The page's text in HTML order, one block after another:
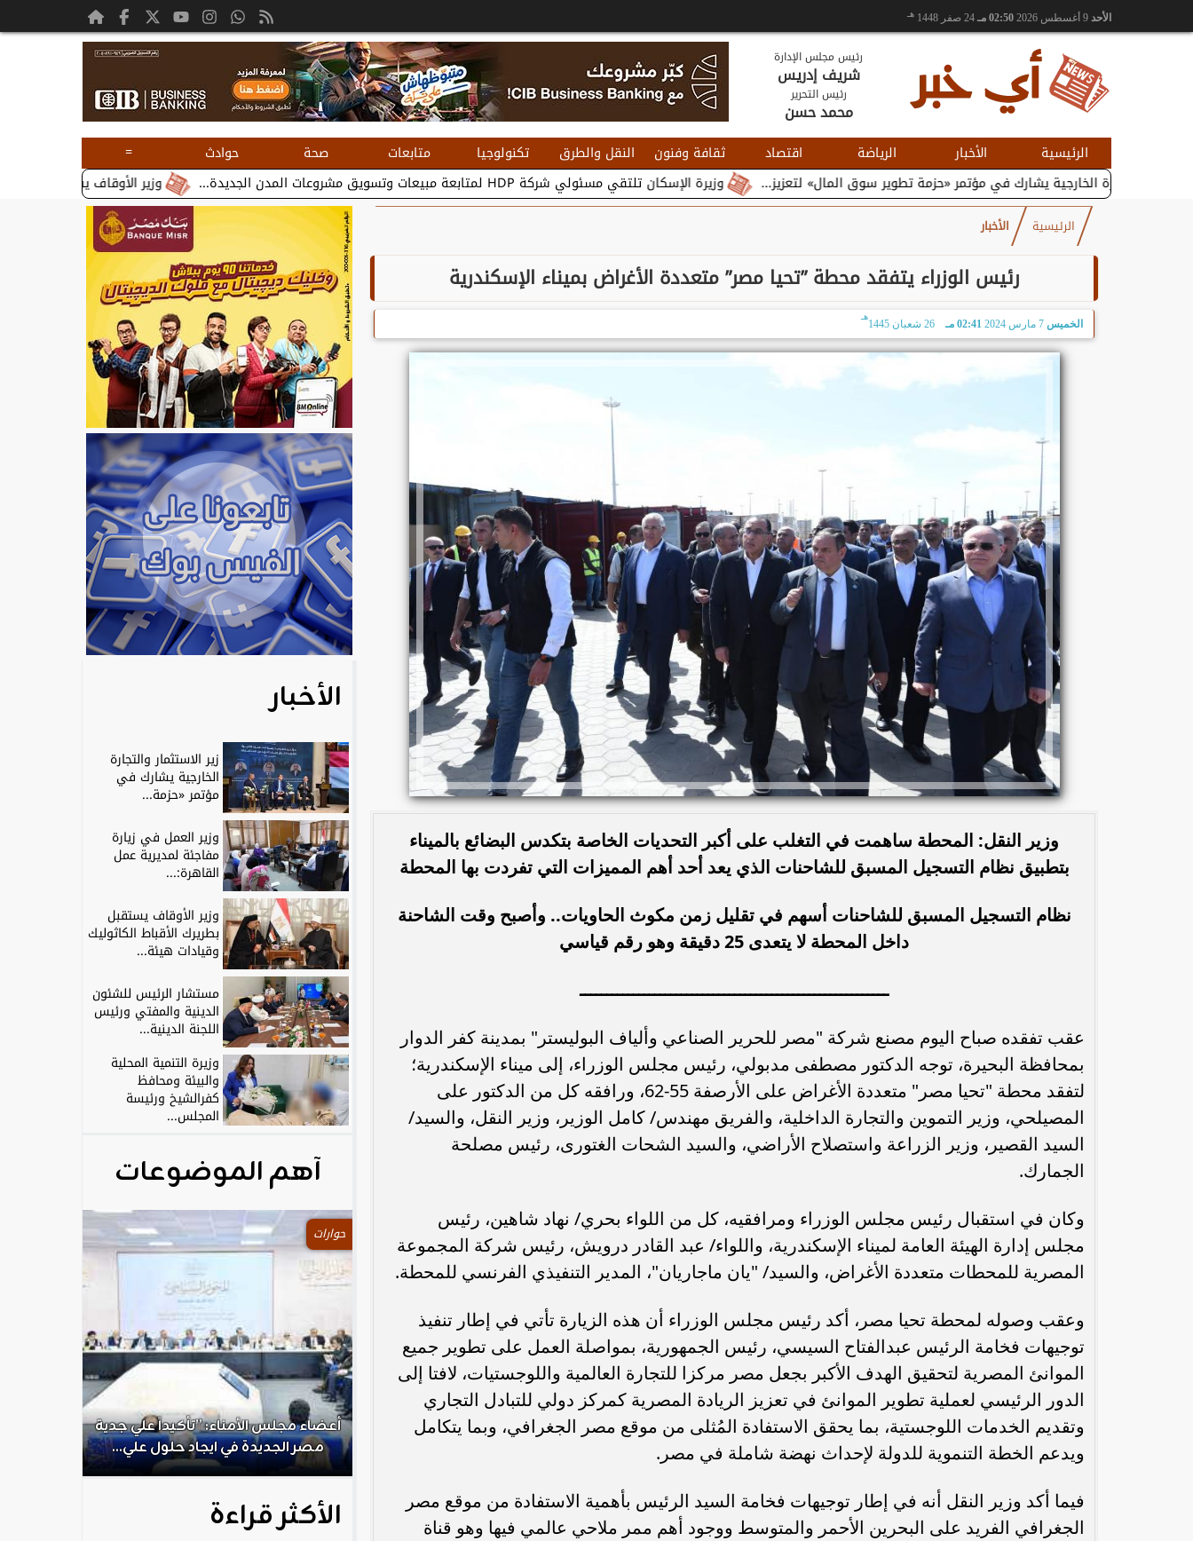
الأحد 02:50 مـ 24 صفر 1448 هـ
رئيس مجلس الإدارة
شريف إدريس
رئيس التحرير
محمد حسن
الرئيسية الأخبار الرياضة اقتصاد ثقافة وفنون النقل والطرق تكنولوجيا متابعات صحة حوادث
=
وزير الأوقاف يستقبل بطريرك الأقباط
وزيرة الإسكان تلتقي مسئولي شركة HDP لمتابعة مبيعات وتسويق مشروعات المدن الجديدة... الخارجية يشارك في مؤتمر «حزمة تطوير سوق المال» لتعزيز...
الرئيسية الأخبار
رئيس الوزراء يتفقد محطة ”تحيا مصر” متعددة الأغراض بميناء الإسكندرية
الخميس 7 مارس 2024 02:41 مـ 26 شعبان 1445
هـ
وزير النقل: المحطة ساهمت في التغلب على أكبر التحديات الخاصة بتكدس البضائع بالميناء
بتطبيق نظام التسجيل المسبق للشاحنات الذي يعد أحد أهم المميزات التي تفردت بها المحطة
نظام التسجيل المسبق للشاحنات أسهم في تقليل زمن مكوث الحاويات.. وأصبح وقت الشاحنة
داخل المحطة لا يتعدى 25 دقيقة وهو رقم قياسي
ــــــــــــــــــــــــــــــــــــــــــــــــــــــــــ
عقب تفقده صباح اليوم مصنع شركة "مصر للحرير الصناعي وألياف البوليستر" بمدينة كفر الدوار
بمحافظة البحيرة، توجه الدكتور مصطفى مدبولي، رئيس مجلس الوزراء، إلى ميناء الإسكندرية؛
لتفقد محطة "تحيا مصر" متعددة الأغراض على الأرصفة 55-62، ورافقه كل من الدكتور على
المصيلحي، وزير التموين والتجارة الداخلية، والفريق مهندس/ كامل الوزير، وزير النقل، والسيد/
السيد القصير، وزير الزراعة واستصلاح الأراضي، والسيد الشحات الغتورى، رئيس مصلحة
الجمارك.
وكان في استقبال رئيس مجلس الوزراء ومرافقيه، كل من اللواء بحري/ نهاد شاهين، رئيس
مجلس إدارة الهيئة العامة لميناء الإسكندرية، واللواء/ عبد القادر درويش، رئيس شركة المجموعة
المصرية للمحطات متعددة الأغراض، والسيد/ "يان ماجاريان"، المدير التنفيذي الفرنسي للمحطة.
وعقب وصوله لمحطة تحيا مصر، أكد رئيس مجلس الوزراء أن هذه الزيارة تأتي في إطار تنفيذ
توجيهات فخامة الرئيس عبدالفتاح السيسي، رئيس الجمهورية، بمواصلة العمل على تطوير جميع
الموانئ المصرية لتحقيق الهدف الأكبر بجعل مصر مركزا للتجارة العالمية واللوجستيات، لافتا إلى
الدور الرئيسي لعملية تطوير الموانئ في تعزيز الريادة المصرية كمركز دولي للتبادل التجاري
وتقديم الخدمات اللوجستية، بما يحقق الاستفادة المُثلى من موقع مصر الجغرافي، وبما يتكامل
ويدعم الخطة التنموية للدولة لإحداث نهضة شاملة في مصر.
فيما أكد وزير النقل أنه في إطار توجيهات فخامة السيد الرئيس بأهمية الاستفادة من موقع مصر
الجغرافي الفريد على البحرين الأحمر والمتوسط ووجود أهم ممر ملاحي عالمي فيها وهو قناة
الأخبار
زير الاستثمار والتجارة
الخارجية يشارك في
مؤتمر «حزمة...
وزير العمل في زيارة
مفاجئة لمديرية عمل
القاهرة:...
وزير الأوقاف يستقبل
بطريرك الأقباط الكاثوليك
وقيادات هيئة...
مستشار الرئيس للشئون
الدينية والمفتي ورئيس
اللجنة الدينية...
وزيرة التنمية المحلية
والبيئة ومحافظ
كفرالشيخ ورئيسة
المجلس...
آهم الموضوعات
رئيس الوزراء : زيادة مخصصات الإنفاق
على الصحة والتعليم و”تكافل” و”كرامة”
محمد إمام يكتب .. ”رمضان المحبة
والسلام ”
الكاتب الصحفي محمد إمام يكتب..
حوارات
أعضاء مجلس الأمناء: ”تأكيداً علي جدية
مصر الجديدة في ايجاد حلول علي...
الأكثر قراءة